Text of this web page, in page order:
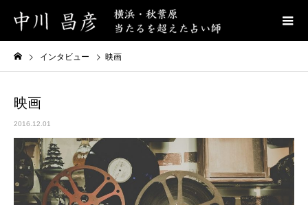
インタビュー 映画
映画
2016.12.01